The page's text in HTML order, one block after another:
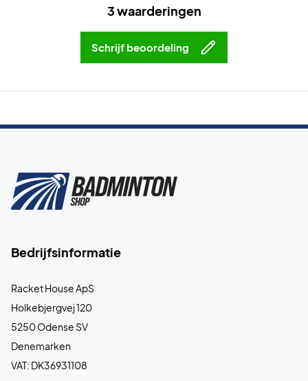
3 waarderingen
Schrijf beoordeling
Bedrijfsinformatie
Racket House ApS
Holkebjergvej 120
5250 Odense SV
Denemarken
VAT: DK36931108